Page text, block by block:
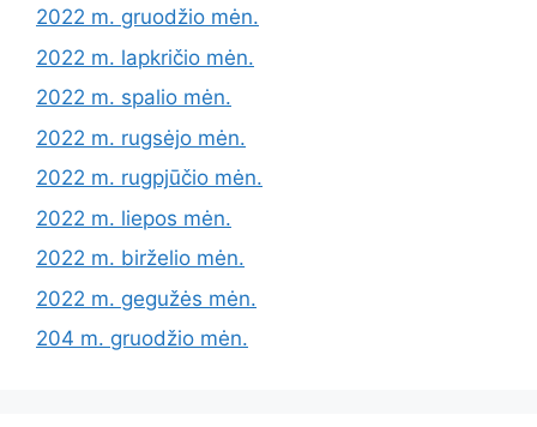
2022 m. gruodžio mėn.
2022 m. lapkričio mėn.
2022 m. spalio mėn.
2022 m. rugsėjo mėn.
2022 m. rugpjūčio mėn.
2022 m. liepos mėn.
2022 m. birželio mėn.
2022 m. gegužės mėn.
204 m. gruodžio mėn.